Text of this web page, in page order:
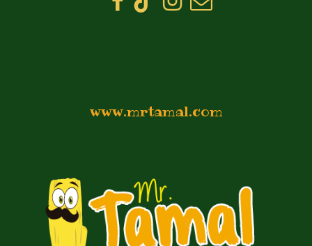
www.mrtamal.com